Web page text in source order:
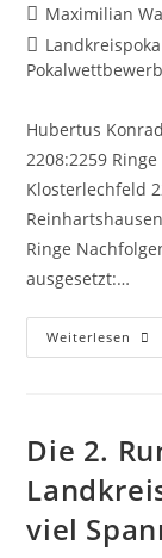
Beitrags-
Autor:
Maximilian
Beitrags-
Kategorie:
Hubertus
2208:2259
Klosterlechfeld
Ringe
ausgesetzt:…
Weiterlesen
Die 2.
viel